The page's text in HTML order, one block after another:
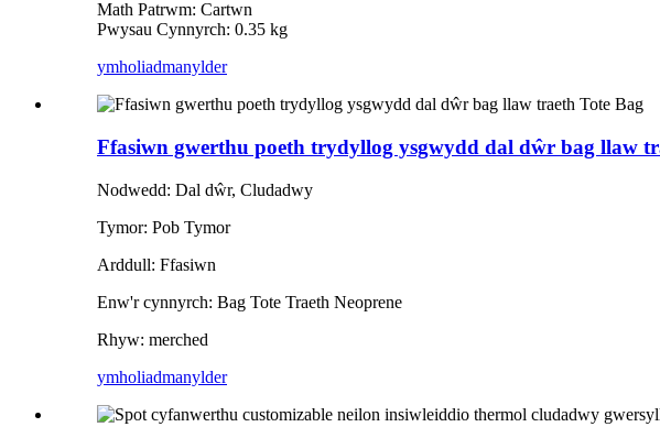
Math Patrwm: Cartwn
Pwysau Cynnyrch: 0.35 kg
ymholiadmanylder
Ffasiwn gwerthu poeth trydyllog ysgwydd dal dŵr bag llaw
Nodwedd: Dal dŵr, Cludadwy
Tymor: Pob Tymor
Arddull: Ffasiwn
Enw'r cynnyrch: Bag Tote Traeth Neoprene
Rhyw: merched
ymholiadmanylder